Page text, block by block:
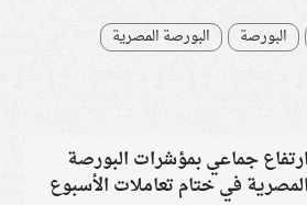
البورصة البورصة المصرية
ارتفاع جماعي بمؤشرات البورصة
المصرية في ختام تعاملات الأسبوع